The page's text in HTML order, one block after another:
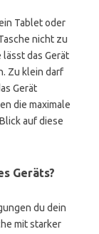
Tablet oder
nicht zu
das Gerät
Zu klein darf
Gerät
die maximale
auf diese
Geräts?
du dein
mit starker